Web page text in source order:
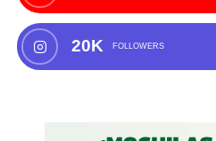
20K FOLLOWERS